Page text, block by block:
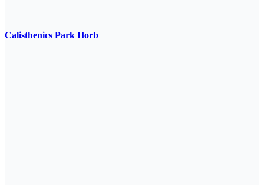
Calisthenics Park Horb